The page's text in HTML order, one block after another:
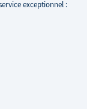
exceptionnel :